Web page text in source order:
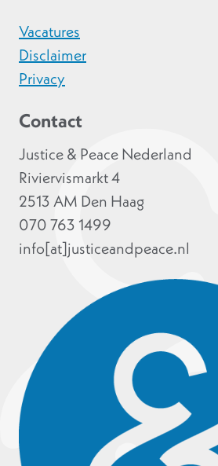
Vacatures
Disclaimer
Privacy
Contact
Justice & Peace Nederland
Riviervismarkt 4
2513 AM Den Haag
070 763 1499
info[at]justiceandpeace.nl